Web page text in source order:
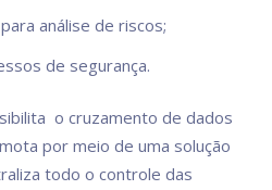
análise de riscos;
de segurança.
o cruzamento de dados
por meio de uma solução
todo o controle das